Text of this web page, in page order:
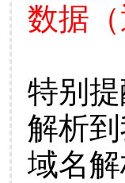
数据
特别
解析
域名